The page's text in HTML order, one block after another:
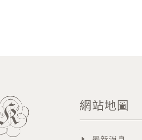
網站地圖